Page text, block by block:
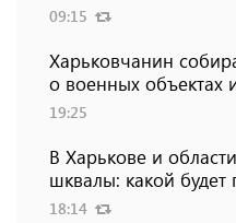
09:15
Харьковчанин
о военных объектах
19:25
В Харькове и
шквалы: какой
18:14